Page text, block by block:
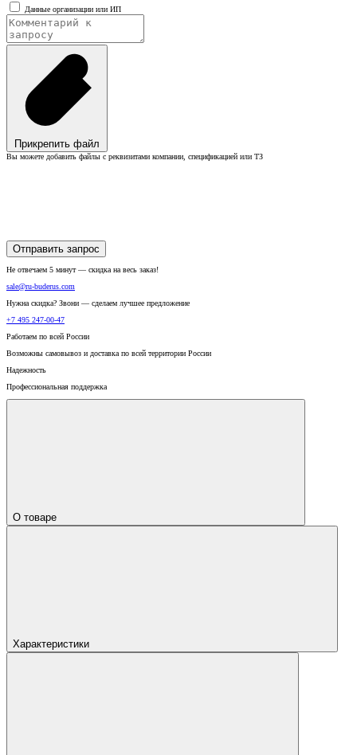
Данные организации или ИП
Прикрепить файл
Вы можете добавить файлы с реквизитами компании, спецификацией или ТЗ
Отправить запрос
Не отвечаем 5 минут — скидка на весь заказ!
sale@ru-buderus.com
Нужна скидка? Звони — сделаем лучшее предложение
+7 495 247-00-47
Работаем по всей России
Возможны самовывоз и доставка по всей территории России
Надежность
Профессиональная поддержка
О товаре
Характеристики